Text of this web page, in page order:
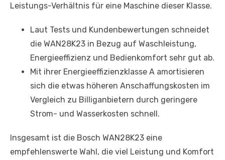
Leistungs-Verhältnis für eine Maschine dieser Klasse.
Laut Tests und Kundenbewertungen schneidet
die WAN28K23 in Bezug auf Waschleistung,
Energieeffizienz und Bedienkomfort sehr gut ab.
Mit ihrer Energieeffizienzklasse A amortisieren
sich die etwas höheren Anschaffungskosten im
Vergleich zu Billiganbietern durch geringere
Strom- und Wasserkosten schnell.
Insgesamt ist die Bosch WAN28K23 eine
empfehlenswerte Wahl, die viel Leistung und Komfort